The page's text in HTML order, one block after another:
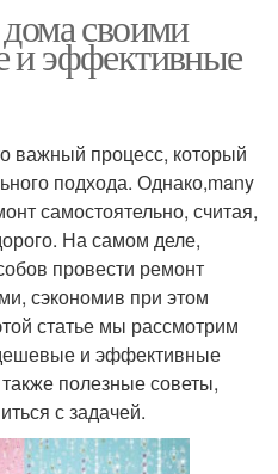
своими
и эффективные
важный процесс, который
подхода. Однако,many
самостоятельно, считая,
На самом деле,
провести ремонт
сэкономив при этом
статье мы рассмотрим
и эффективные
полезные советы,
с задачей.